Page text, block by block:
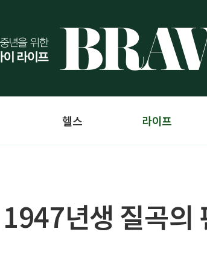
헬스 라이프
년생 질곡의